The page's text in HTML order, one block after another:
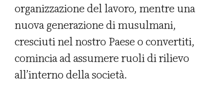
organizzazione del lavoro, mentre una
nuova generazione di musulmani,
cresciuti nel nostro Paese o convertiti,
comincia ad assumere ruoli di rilievo
all’interno della società.